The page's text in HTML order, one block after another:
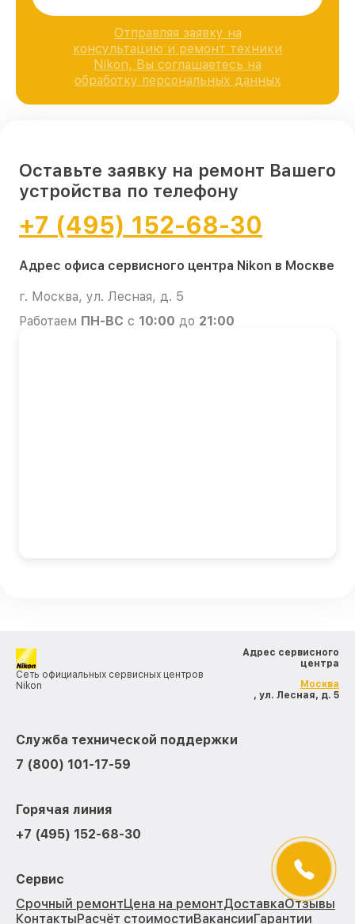
Отправляя заявку на
консультацию и ремонт техники
Nikon, Вы соглашаетесь на
обработку персональных данных
Оставьте заявку на ремонт Вашего
устройства по телефону
+7 (495) 152-68-30
Адрес офиса сервисного центра Nikon в Москве
г. Москва, ул. Лесная, д. 5
Работаем ПН-ВС с 10:00 до 21:00
Сеть официальных сервисных центров
Nikon
Адрес сервисного
центра
Москва
, ул. Лесная, д. 5
Служба технической поддержки
7 (800) 101-17-59
Горячая линия
+7 (495) 152-68-30
Сервис
Срочный ремонтЦена на ремонтДоставкаОтзывы
КонтактыРасчёт стоимостиВакансииГарантии